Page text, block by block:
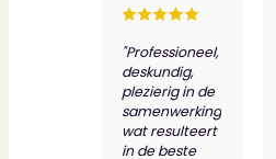
"Professioneel,
deskundig,
plezierig in de
samenwerking
wat resulteert
in de beste